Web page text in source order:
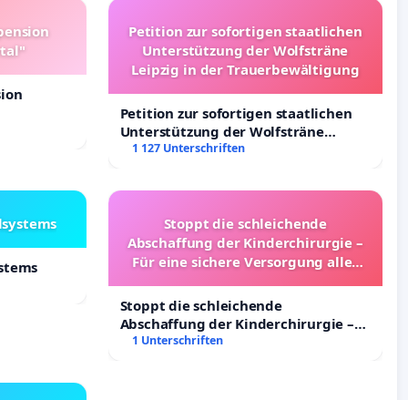
Petition zur sofortigen staatlichen
Unterstützung der Wolfsträne
Leipzig in der Trauerbewältigung
Petition zur sofortigen staatlichen
Unterstützung der Wolfsträne
Leipzig in der Trauerbewältigung
1 127 Unterschriften
Stoppt die schleichende
Abschaffung der Kinderchirurgie –
Für eine sichere Versorgung aller
Stoppt die schleichende
Abschaffung der Kinderchirurgie –
Für eine sichere Versorgung aller
1 Unterschriften